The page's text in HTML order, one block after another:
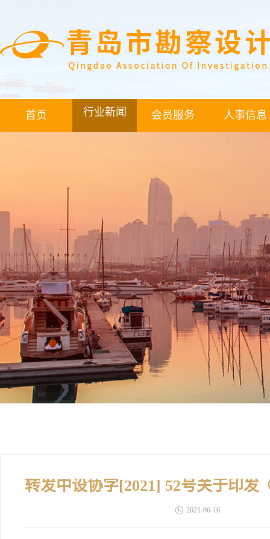
首页 行业新闻 会员服务 人事信息
2021-06-16